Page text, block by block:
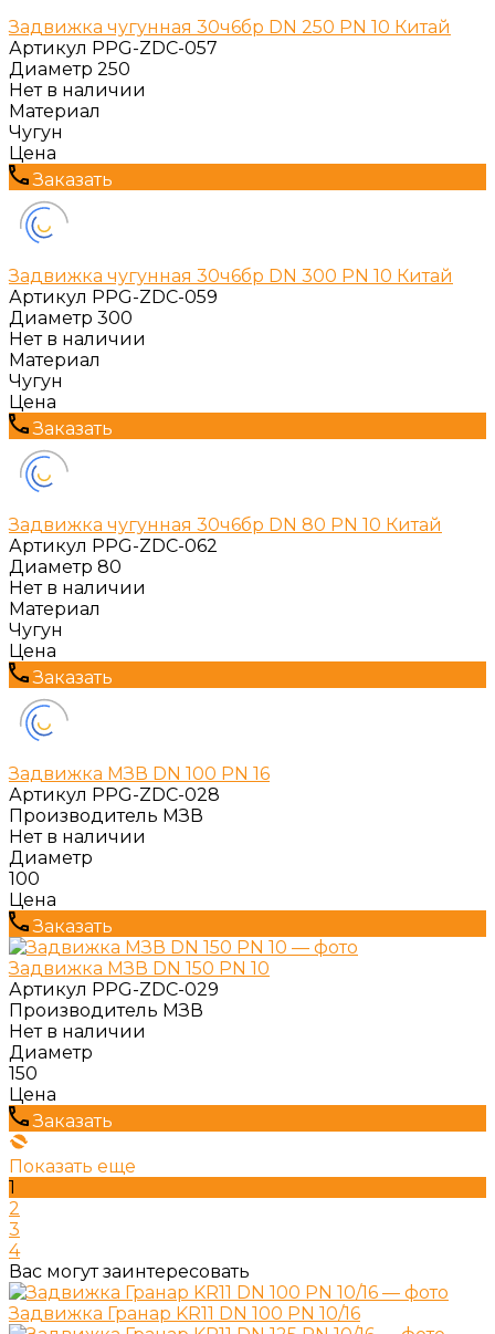
Задвижка чугунная 30ч6бр DN 250 PN 10 Китай
Артикул PPG-ZDC-057
Диаметр 250
Нет в наличии
Материал
Чугун
Цена
Заказать
Задвижка чугунная 30ч6бр DN 300 PN 10 Китай
Артикул PPG-ZDC-059
Диаметр 300
Нет в наличии
Материал
Чугун
Цена
Заказать
Задвижка чугунная 30ч6бр DN 80 PN 10 Китай
Артикул PPG-ZDC-062
Диаметр 80
Нет в наличии
Материал
Чугун
Цена
Заказать
Задвижка МЗВ DN 100 PN 16
Артикул PPG-ZDC-028
Производитель МЗВ
Нет в наличии
Диаметр
100
Цена
Заказать
Задвижка МЗВ DN 150 PN 10
Артикул PPG-ZDC-029
Производитель МЗВ
Нет в наличии
Диаметр
150
Цена
Заказать
Показать еще
1
2
3
4
Вас могут заинтересовать
Задвижка Гранар KR11 DN 100 PN 10/16